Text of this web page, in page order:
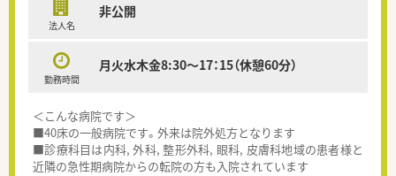
法人名
非公開
勤務時間
月火水木金8:30～17：15（休憩60分）
＜こんな病院です＞
■40床の一般病院です。外来は院外処方となります
■診療科目は内科, 外科, 整形外科, 眼科, 皮膚科地域の患者様と
近隣の急性期病院からの転院の方も入院されています